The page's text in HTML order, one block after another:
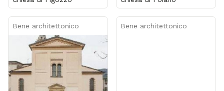
Bene architettonico Bene architettonico